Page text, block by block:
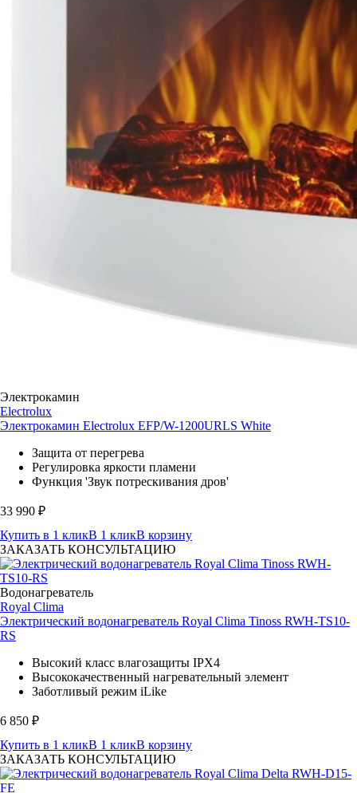
Электрокамин
Electrolux
Электрокамин Electrolux EFP/W-1200URLS White
Защита от перегрева
Регулировка яркости пламени
Функция 'Звук потрескивания дров'
33 990 ₽
Купить в 1 кликВ 1 кликВ корзину
ЗАКАЗАТЬ КОНСУЛЬТАЦИЮ
Водонагреватель
Royal Clima
Электрический водонагреватель Royal Clima Tinoss RWH-TS10-
RS
Высокий класс влагозащиты IPX4
Высококачественный нагревательный элемент
Заботливый режим iLike
6 850 ₽
Купить в 1 кликВ 1 кликВ корзину
ЗАКАЗАТЬ КОНСУЛЬТАЦИЮ